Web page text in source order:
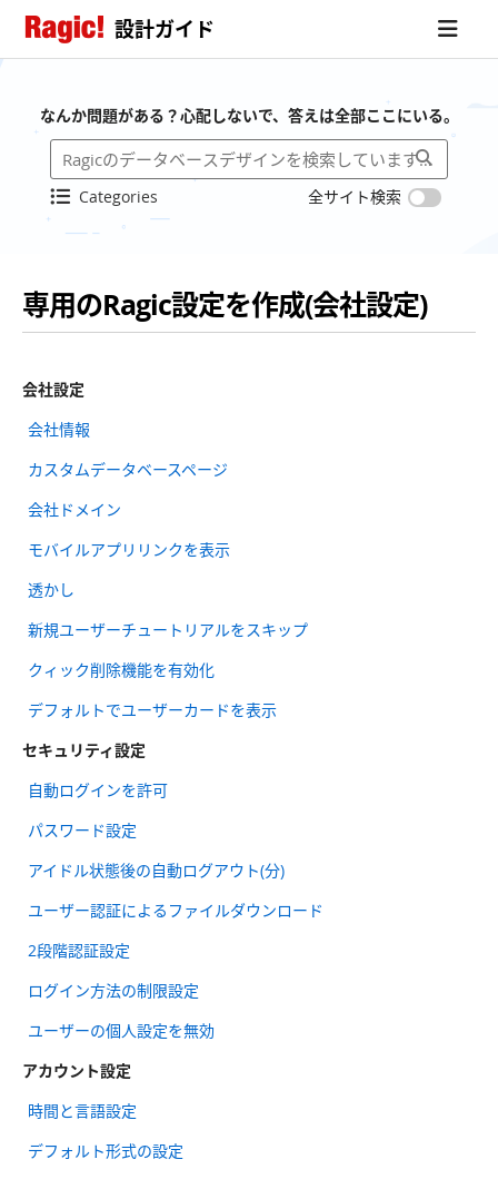
設計ガイド
なんか問題がある？心配しないで、答えは全部ここにいる。
Categories 全サイト検索
専用のRagic設定を作成(会社設定)
会社設定
会社情報
カスタムデータベースページ
会社ドメイン
モバイルアプリリンクを表示
透かし
新規ユーザーチュートリアルをスキップ
クィック削除機能を有効化
デフォルトでユーザーカードを表示
セキュリティ設定
自動ログインを許可
パスワード設定
アイドル状態後の自動ログアウト(分)
ユーザー認証によるファイルダウンロード
2段階認証設定
ログイン方法の制限設定
ユーザーの個人設定を無効
アカウント設定
時間と言語設定
デフォルト形式の設定